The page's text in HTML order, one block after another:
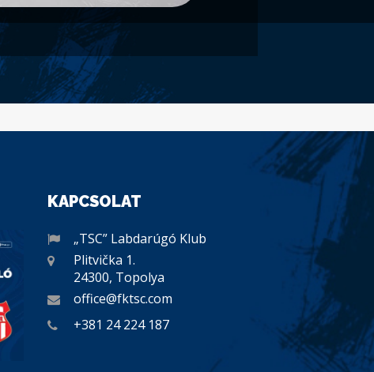
KAPCSOLAT
„TSC” Labdarúgó Klub
Plitvička 1.
24300, Topolya
office@fktsc.com
+381 24 224 187